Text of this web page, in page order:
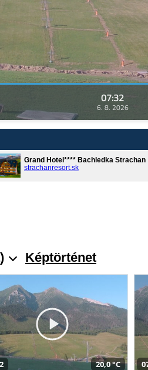
07:32
6. 8. 2026
Grand Hotel**** Bachledka Strachan
strachanresort.sk
Képtörténet
20,0 °C